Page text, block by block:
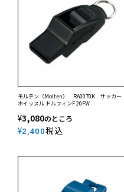
モルテン（Molten） RA0070K サッカー
ホイッスル ドルフィンF 20FW
¥3,080のところ
¥2,400税込